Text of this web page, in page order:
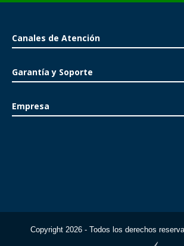
Canales de Atención
Garantía y Soporte
Empresa
Copyright 2026 - Todos los derechos